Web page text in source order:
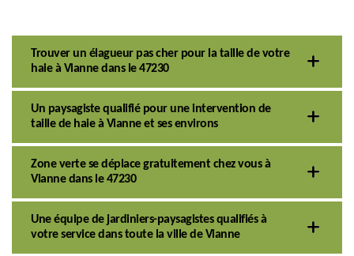
Trouver un élagueur pas cher pour la taille de votre
haie à Vianne dans le 47230
Un paysagiste qualifié pour une intervention de
taille de haie à Vianne et ses environs
Zone verte se déplace gratuitement chez vous à
Vianne dans le 47230
Une équipe de jardiniers-paysagistes qualifiés à
votre service dans toute la ville de Vianne